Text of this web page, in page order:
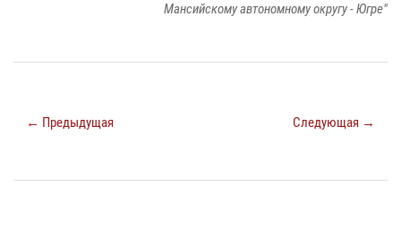
Мансийскому автономному округу - Югре"
← Предыдущая Следующая →